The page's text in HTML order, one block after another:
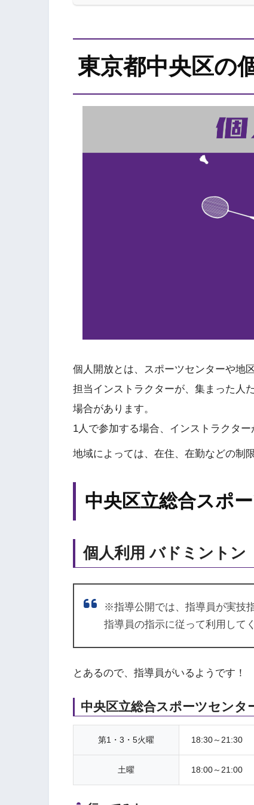
東京都中央区の
個人開放とは、スポーツセンターや地
担当インストラクターが、集まった人
場合があります。
1人で参加する場合、インストラクター
地域によっては、在住、在勤などの制
中央区立総合スポ
個人利用 バドミントン
※指導公開では、指導員が実技
指導員の指示に従って利用して
とあるので、指導員がいるようです！
中央区立総合スポーツセンタ
第1・3・5火曜 18:30～21:30
土曜 18:00～21:00